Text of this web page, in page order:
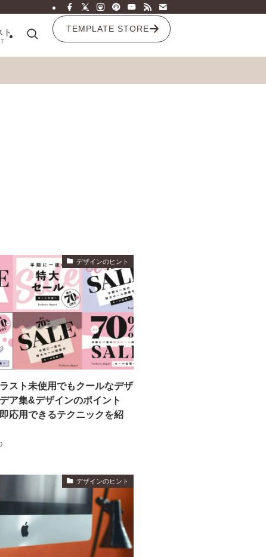
ト TEMPLATE STORE
デザインのヒント
スト未使用でもクールなデザ
ア集&デザインのポイント
即応用できるテクニックを紹
デザインのヒント